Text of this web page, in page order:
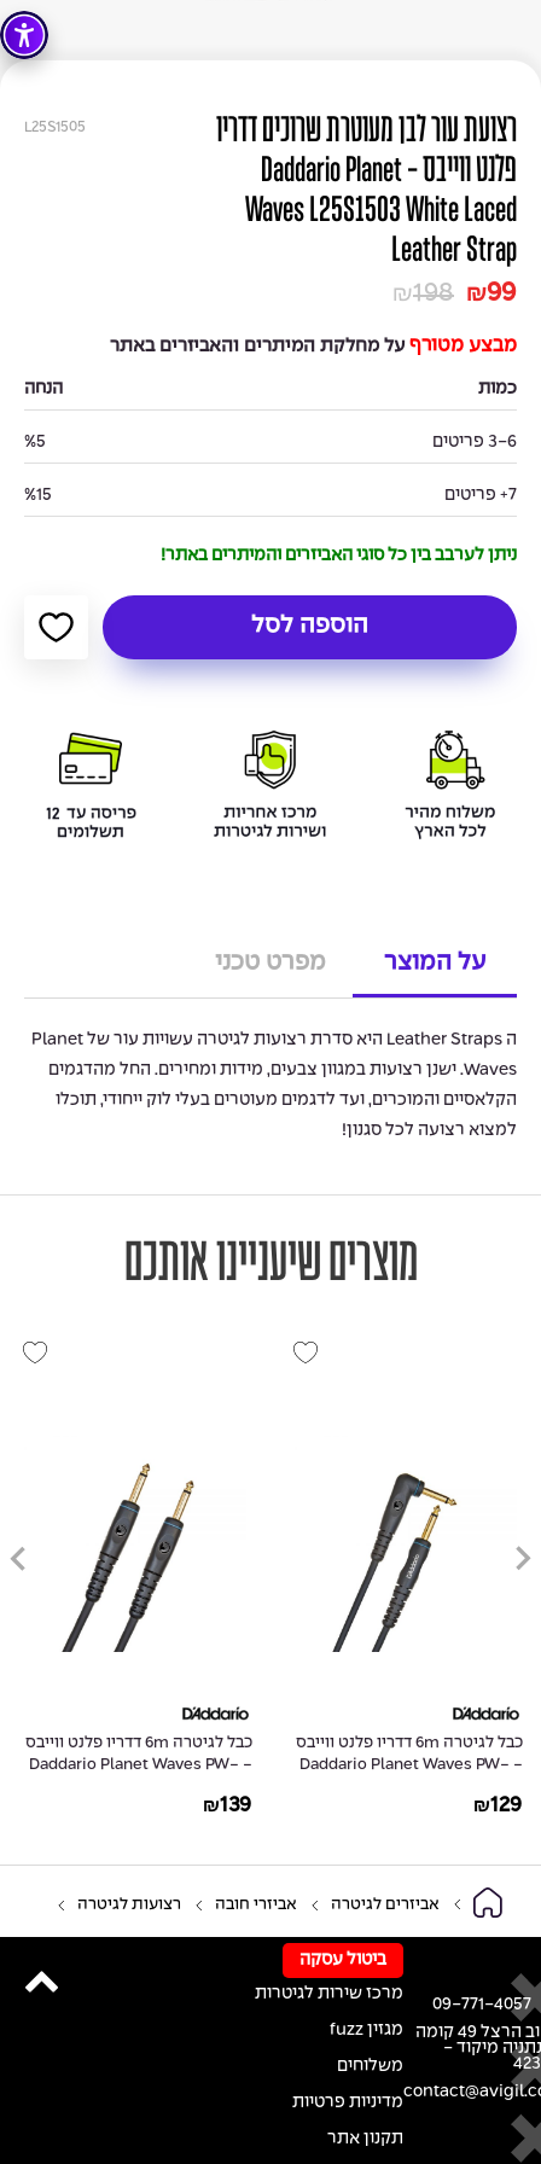
L25S1505
רצועת עור לבן מעוטרת שרוכים דדריו
פלנט ווייבס - Daddario Planet
Waves L25S1503 White Laced
Leather Strap
₪198 ₪99
מבצע מטורף על מחלקת המיתרים והאביזרים באתר
כמות הנחה
3-6 פריטים %5
7+ פריטים %15
ניתן לערבב בין כל סוגי האביזרים והמיתרים באתר!
הוספה לסל
על המוצר מפרט טכני
ה Leather Straps היא סדרת רצועות לגיטרה עשויות עור של Planet
Waves. ישנן רצועות במגוון צבעים, מידות ומחירים. החל מהדגמים
הקלאסיים והמוכרים, ועד לדגמים מעוטרים בעלי לוק ייחודי, תוכלו
למצוא רצועה לכל סגנון!
מוצרים שיעניינו אותכם
כבל לגיטרה 6m דדריו פלנט ווייבס
- Daddario Planet Waves PW-
₪129
כבל לגיטרה 6m דדריו פלנט ווייבס
- Daddario Planet Waves PW-
₪139
אביזרים לגיטרה אביזרי חובה רצועות לגיטרה
רחוב הרצל 49 קומה
מיקוד -
09-771-4057
ביטול עסקה
מרכז שירות לגיטרות
מגזין fuzz
משלוחים
מדיניות פרטיות
תקנון אתר